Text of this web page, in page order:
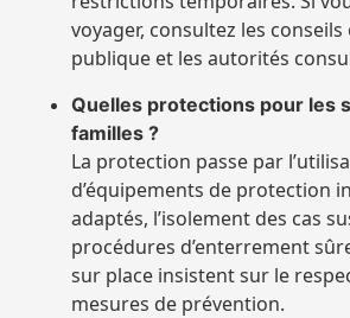
voyager, consultez les
publique et les autorités
Quelles protections pour les
familles ?
La protection passe par
d’équipements de protection
adaptés, l’isolement des cas
procédures d’enterrement
sur place insistent sur le
mesures de prévention.